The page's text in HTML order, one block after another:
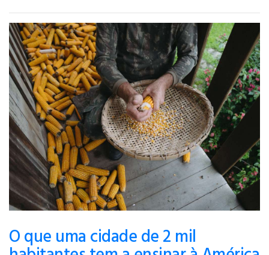
O que uma cidade de 2 mil